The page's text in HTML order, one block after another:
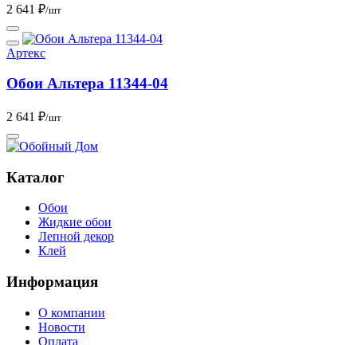
2 641 ₽/шт
Артекс
Обои Альтера 11344-04
2 641 ₽/шт
Каталог
Обои
Жидкие обои
Лепной декор
Клей
Информация
О компании
Новости
Оплата